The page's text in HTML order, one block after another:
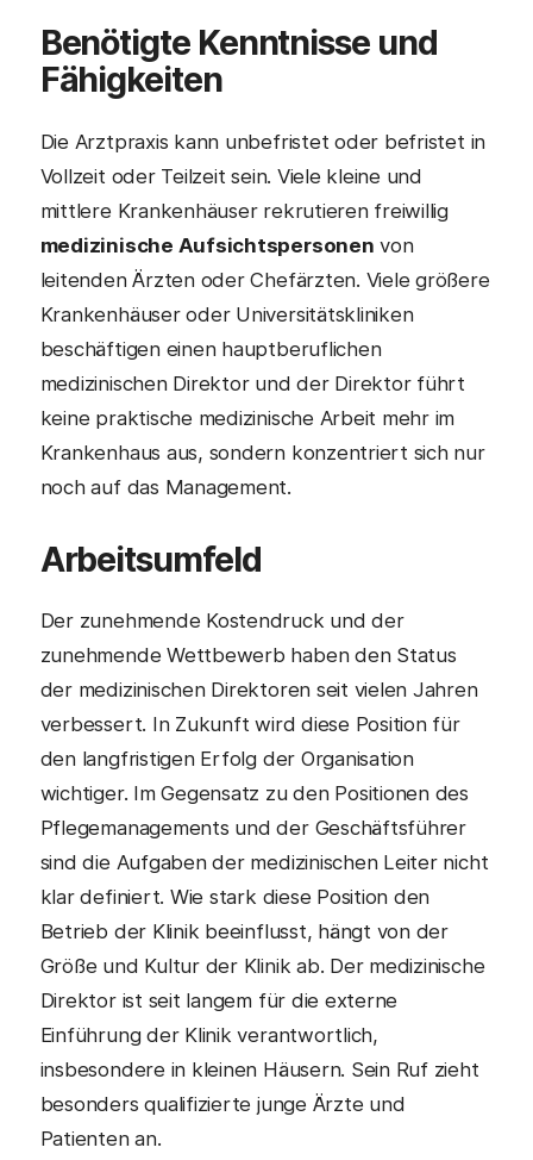
Benötigte Kenntnisse und
Fähigkeiten
Die Arztpraxis kann unbefristet oder befristet in
Vollzeit oder Teilzeit sein. Viele kleine und
mittlere Krankenhäuser rekrutieren freiwillig
medizinische Aufsichtspersonen von
leitenden Ärzten oder Chefärzten. Viele größere
Krankenhäuser oder Universitätskliniken
beschäftigen einen hauptberuflichen
medizinischen Direktor und der Direktor führt
keine praktische medizinische Arbeit mehr im
Krankenhaus aus, sondern konzentriert sich nur
noch auf das Management.
Arbeitsumfeld
Der zunehmende Kostendruck und der
zunehmende Wettbewerb haben den Status
der medizinischen Direktoren seit vielen Jahren
verbessert. In Zukunft wird diese Position für
den langfristigen Erfolg der Organisation
wichtiger. Im Gegensatz zu den Positionen des
Pflegemanagements und der Geschäftsführer
sind die Aufgaben der medizinischen Leiter nicht
klar definiert. Wie stark diese Position den
Betrieb der Klinik beeinflusst, hängt von der
Größe und Kultur der Klinik ab. Der medizinische
Direktor ist seit langem für die externe
Einführung der Klinik verantwortlich,
insbesondere in kleinen Häusern. Sein Ruf zieht
besonders qualifizierte junge Ärzte und
Patienten an.